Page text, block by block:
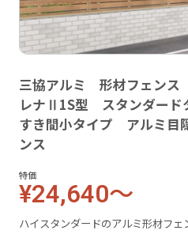
三協アルミ 形材フェン
レナⅡ1S型 スタンダード
すき間小タイプ アルミ目
ンス
特価
¥24,640～
ハイスタンダードのアルミ形材フェ